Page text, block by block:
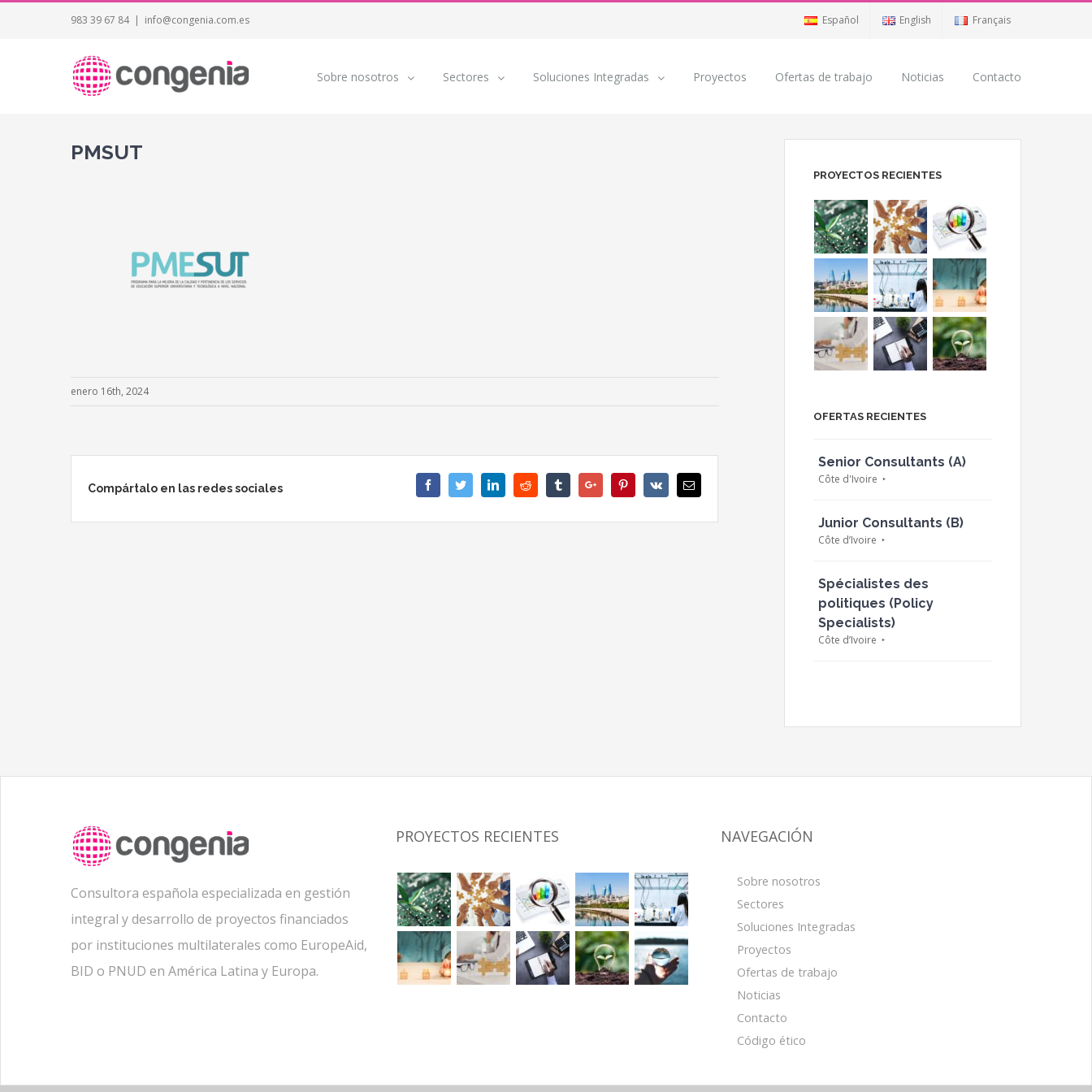
983 39 67 84 | info@congenia.com.es Español English Français
Sobre nosotros Sectores Soluciones Integradas Proyectos Ofertas de trabajo Noticias Contacto
PMSUT
enero 16th, 2024
Compártalo en las redes sociales FacebookTwitterLinkedinReddit TumblrGoogle+ PinterestVk Email
PROYECTOS RECIENTES
OFERTAS RECIENTES
Senior Consultants (A)
Côte d'Ivoire
Junior Consultants (B)
Côte d’Ivoire
Spécialistes des
politiques (Policy
Specialists)
Côte d’Ivoire
Consultora española especializada en gestión
integral y desarrollo de proyectos financiados
por instituciones multilaterales como EuropeAid,
BID o PNUD en América Latina y Europa.
PROYECTOS RECIENTES NAVEGACIÓN
Sobre nosotros
Sectores
Soluciones Integradas
Proyectos
Ofertas de trabajo
Noticias
Contacto
Código ético